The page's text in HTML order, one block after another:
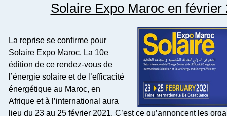
Solaire Expo Maroc en février
La reprise se confirme pour
Solaire Expo Maroc. La 10e
édition de ce rendez-vous de
l’énergie solaire et de l’efficacité
énergétique au Maroc, en
Afrique et à l’international aura
lieu du 23 au 25 février 2021. C’est ce qu’annoncent les